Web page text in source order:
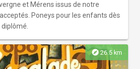
et Mérens issus de notre
Poneys pour les enfants dès
explore26.5 km